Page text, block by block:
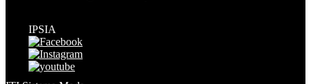
IPSIA